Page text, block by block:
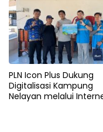
PLN Icon Plus Dukung
Digitalisasi Kampung
Nelayan melalui